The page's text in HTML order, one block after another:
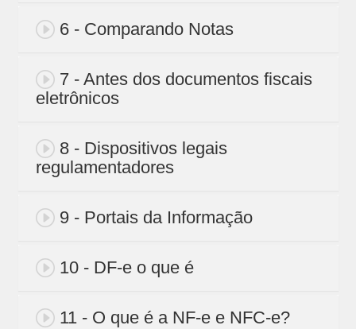
6 - Comparando Notas
7 - Antes dos documentos fiscais
eletrônicos
8 - Dispositivos legais
regulamentadores
9 - Portais da Informação
10 - DF-e o que é
11 - O que é a NF-e e NFC-e?